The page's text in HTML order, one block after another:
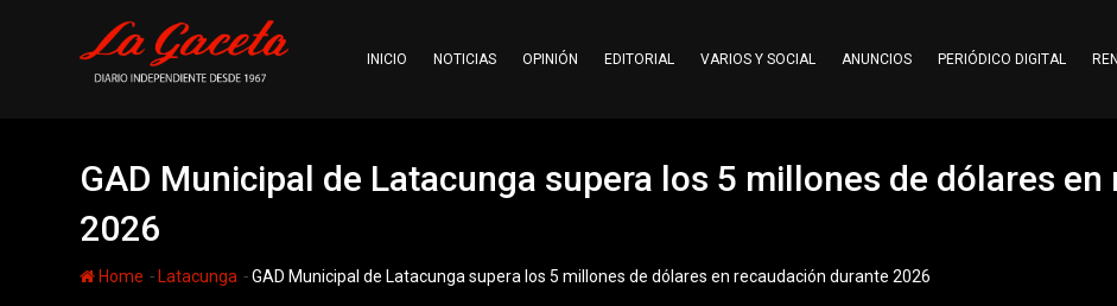
INICIO NOTICIAS OPINIÓN EDITORIAL VARIOS Y SOCIAL ANUNCIOS PERIÓDICO DIGITAL
GAD Municipal de Latacunga supera los 5 millones de dólares
2026
Home - Latacunga -GAD Municipal de Latacunga supera los 5 millones de dólares en recaudación durante 2026